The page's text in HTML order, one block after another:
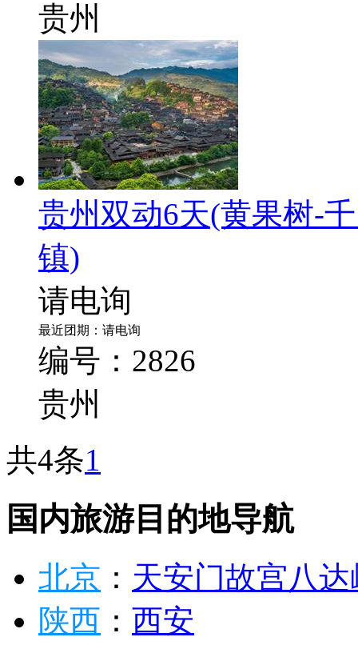
贵州
贵州双动6天(黄果树-
镇)
请电询
最近团期：请电询
编号：2826
贵州
共4条1
国内旅游目的地导航
北京 ： 天安门故宫八
陕西 ： 西安